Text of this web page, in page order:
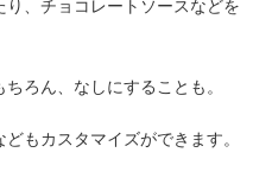
、チョコレートソースなどを
ろん、なしにすることも。
もカスタマイズができます。